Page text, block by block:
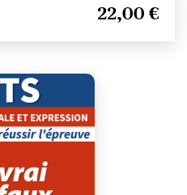
22,00 €